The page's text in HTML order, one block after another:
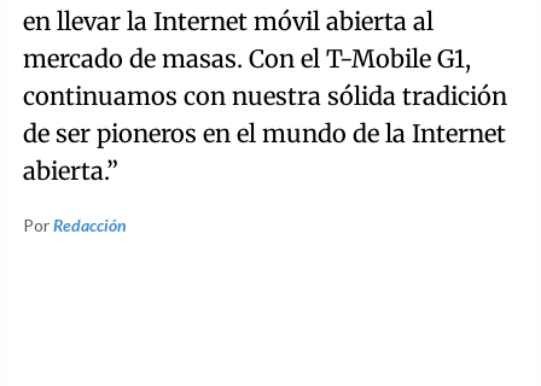
en llevar la Internet móvil abierta al
mercado de masas. Con el T-Mobile G1,
continuamos con nuestra sólida tradición
de ser pioneros en el mundo de la Internet
abierta.”
PorRedacción